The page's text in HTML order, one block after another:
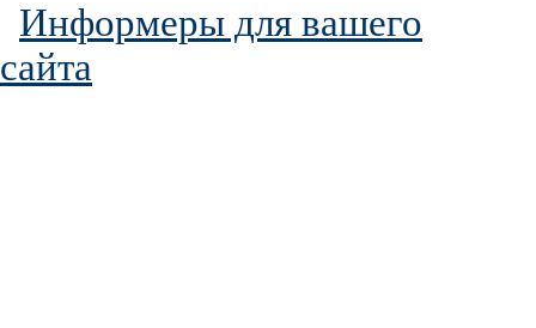
Информеры для вашего
сайта